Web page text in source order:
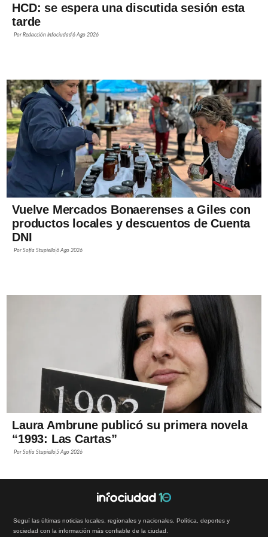
HCD: se espera una discutida sesión esta
tarde
PorRedacción Infociudad6 Ago 2026
Vuelve Mercados Bonaerenses a Giles con
productos locales y descuentos de Cuenta
DNI
PorSofía Stupiello6 Ago 2026
Laura Ambrune publicó su primera novela
“1993: Las Cartas”
PorSofía Stupiello5 Ago 2026
Seguí las últimas noticias locales, regionales y nacionales. Política, deportes y
sociedad con la información más confiable de la ciudad.